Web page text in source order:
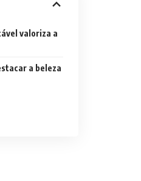
valoriza a
a beleza